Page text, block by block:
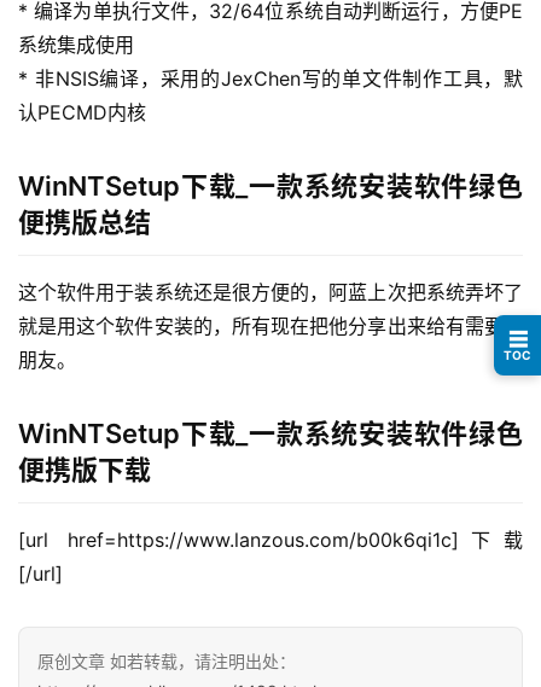
快
讯
开
例
坑
指
南
营
百
创
资
源
* 编译为单执行文件，32/64位系统自动判断运行，方便PE
系统集成使用
* 非NSIS编译，采用的JexChen写的单文件制作工具，默
认PECMD内核
WinNTSetup下载_一款系统安装软件绿色
便携版总结
这个软件用于装系统还是很方便的，阿蓝上次把系统弄坏了
就是用这个软件安装的，所有现在把他分享出来给有需要的
朋友。
WinNTSetup下载_一款系统安装软件绿色
便携版下载
[url href=https://www.lanzous.com/b00k6qi1c]下载
[/url]
原创文章 如若转载，请注明出处：
☰
TOC